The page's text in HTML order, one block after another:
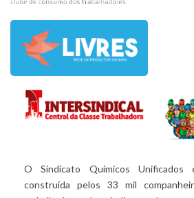
O Sindicato Químicos Unificados
construída pelos 33 mil